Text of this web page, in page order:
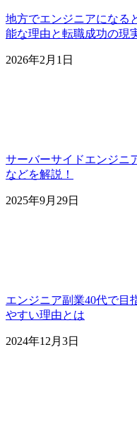
地方でエンジニアになる
能な理由と転職成功の現
2026年2月1日
サーバーサイドエンジニ
などを解説！
2025年9月29日
エンジニア副業40代で目
やすい理由とは
2024年12月3日